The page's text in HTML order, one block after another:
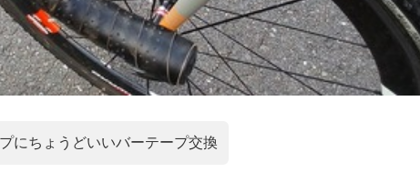
にちょうどいいバーテープ交換